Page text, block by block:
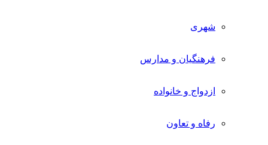
شهری
فرهنگیان و مدارس
ازدواج و خانواده
رفاه و تعاون